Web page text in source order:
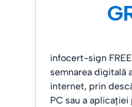
infocert-sign
semnarea digitală
internet, prin
PC sau a